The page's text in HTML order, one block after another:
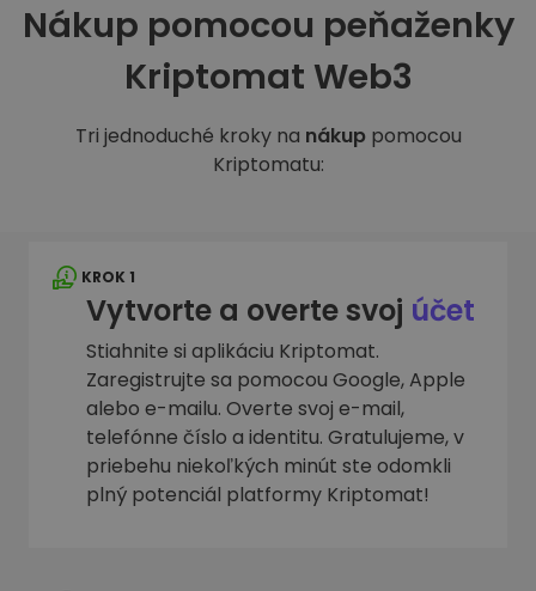
Nákup pomocou peňaženky
Kriptomat Web3
Tri jednoduché kroky na nákup pomocou
Kriptomatu:
KROK 1
Vytvorte a overte svoj účet
Stiahnite si aplikáciu Kriptomat.
Zaregistrujte sa pomocou Google, Apple
alebo e-mailu. Overte svoj e-mail,
telefónne číslo a identitu. Gratulujeme, v
priebehu niekoľkých minút ste odomkli
plný potenciál platformy Kriptomat!